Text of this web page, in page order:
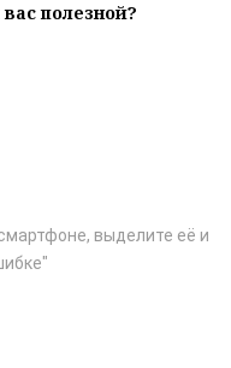
вас полезной?
выделите её и